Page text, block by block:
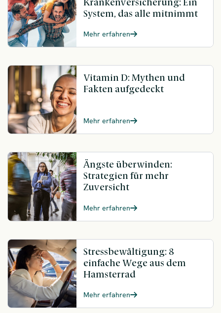
Krankenversicherung: Ein
System, das alle mitnimmt
Mehr erfahren
Vitamin D: Mythen und
Fakten aufgedeckt
Mehr erfahren
Ängste überwinden:
Strategien für mehr
Zuversicht
Mehr erfahren
Stressbewältigung: 8
einfache Wege aus dem
Hamsterrad
Mehr erfahren